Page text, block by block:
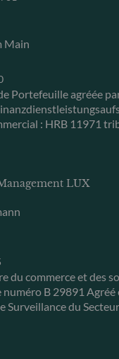
Main
Portefeuille agréée
: HRB 11971
LUX
du commerce et des
numéro B 29891 Agréé
Surveillance du